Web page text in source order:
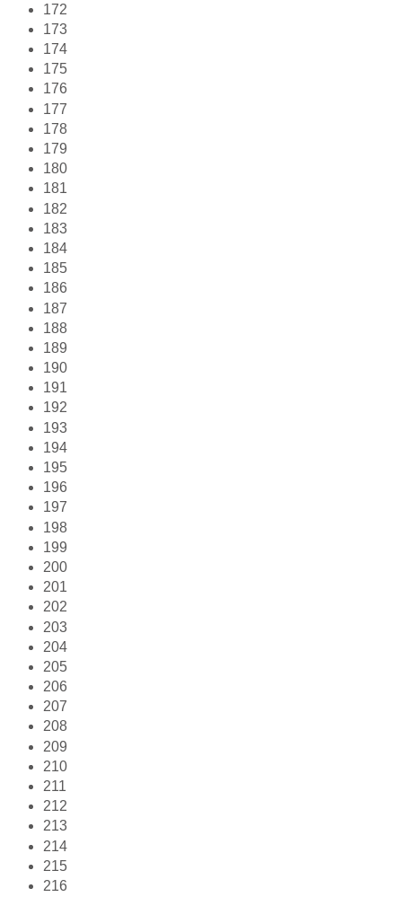
172
173
174
175
176
177
178
179
180
181
182
183
184
185
186
187
188
189
190
191
192
193
194
195
196
197
198
199
200
201
202
203
204
205
206
207
208
209
210
211
212
213
214
215
216